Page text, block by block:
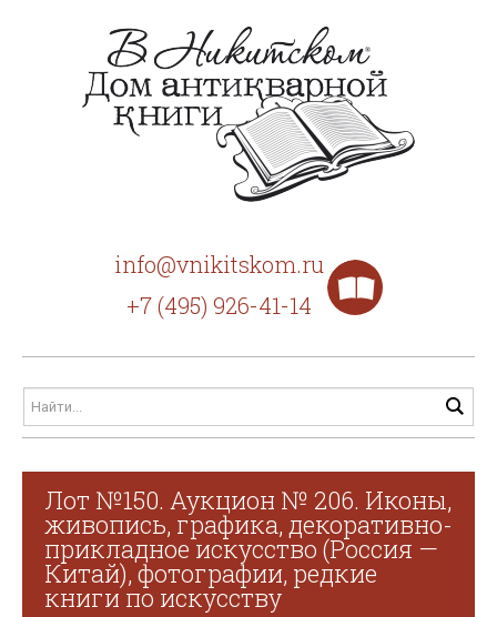
info@vnikitskom.ru
+7 (495) 926-41-14
Лот №150. Аукцион № 206. Иконы,
живопись, графика, декоративно-
прикладное искусство (Россия —
Китай), фотографии, редкие
книги по искусству